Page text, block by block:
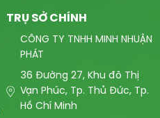
TRỤ SỞ CHÍNH
CÔNG TY TNHH MINH NHUẬN
PHÁT
36 Đường 27, Khu đô Thị
Vạn Phúc, Tp. Thủ Đức, Tp.
Hồ Chí Minh